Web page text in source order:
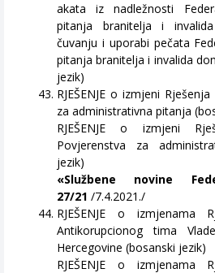
akata iz nadležnosti
pitanja branitelja i
čuvanju i uporabi pečata
pitanja branitelja i invalida
jezik)
RJEŠENJE o izmjeni
za administrativna pitanja
RJEŠENJE o izmjeni
Povjerenstva za
jezik)
«Službene novine
27/21 /7.4.2021./
RJEŠENJE o izmjenama
Antikorupcionog tima
Hercegovine (bosanski jezik)
RJEŠENJE o izmjenama